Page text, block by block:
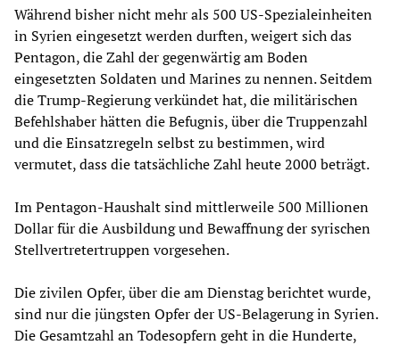
Während bisher nicht mehr als 500 US-Spezialeinheiten
in Syrien eingesetzt werden durften, weigert sich das
Pentagon, die Zahl der gegenwärtig am Boden
eingesetzten Soldaten und Marines zu nennen. Seitdem
die Trump-Regierung verkündet hat, die militärischen
Befehlshaber hätten die Befugnis, über die Truppenzahl
und die Einsatzregeln selbst zu bestimmen, wird
vermutet, dass die tatsächliche Zahl heute 2000 beträgt.
Im Pentagon-Haushalt sind mittlerweile 500 Millionen
Dollar für die Ausbildung und Bewaffnung der syrischen
Stellvertretertruppen vorgesehen.
Die zivilen Opfer, über die am Dienstag berichtet wurde,
sind nur die jüngsten Opfer der US-Belagerung in Syrien.
Die Gesamtzahl an Todesopfern geht in die Hunderte,